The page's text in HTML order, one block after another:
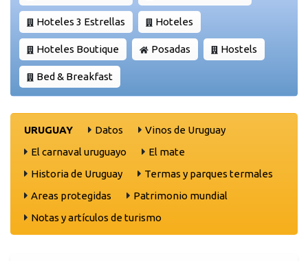
Hoteles 3 Estrellas Hoteles
Hoteles Boutique Posadas Hostels
Bed & Breakfast
URUGUAY Datos
Vinos de Uruguay
El carnaval uruguayo
El mate
Historia de Uruguay
Termas y parques termales
Areas protegidas
Patrimonio mundial
Notas y artículos de turismo